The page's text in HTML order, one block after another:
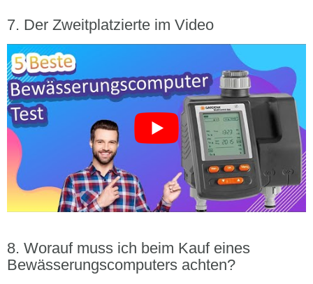
Der Zweitplatzierte im Video
Worauf muss ich beim Kauf eines
Bewässerungscomputers achten?